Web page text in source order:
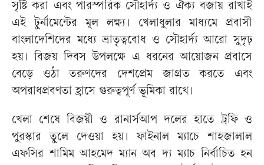
সৃষ্টি করা এবং পারস্পরিক সৌহার্দ্য ও ঐক্য বজায় রাখাই
এই টুর্নামেন্টের মূল লক্ষ্য। খেলাধুলার মাধ্যমে প্রবাসী
বাংলাদেশিদের মধ্যে ভ্রাতৃত্ববোধ ও সৌহার্দ্য আরো সুদৃঢ়
হয়। বিজয় দিবস উপলক্ষে এ ধরনের আয়োজন প্রবাসে
বেড়ে ওঠা তরুণদের দেশপ্রেম জাগ্রত করতে এবং
অপরাধপ্রবণতা হ্রাসে গুরুত্বপূর্ণ ভূমিকা রাখে।
খেলা শেষে বিজয়ী ও রানার্সআপ দলের হাতে ট্রফি ও
পুরস্কার তুলে দেওয়া হয়। ফাইনাল ম্যাচে শাহজালাল
এফসির শামিম আহমেদ ম্যান অব দ্য ম্যাচ নির্বাচিত হন